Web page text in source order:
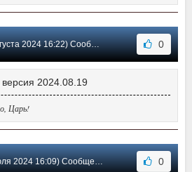
2024 16:22) Сообщение #4 0
2024.08.19
Царь!
2024 16:09) Сообщение #3 0